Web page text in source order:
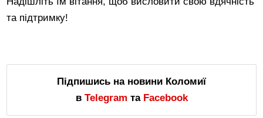
та підтримку!
Підпишись на новини Коломиї
в Telegram та Facebook